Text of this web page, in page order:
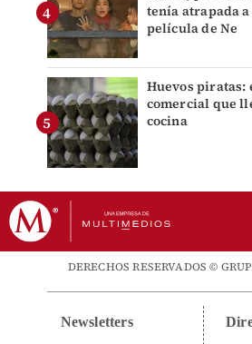
tenía atrapada
película de Ne
Huevos piratas:
comercial que
cocina
DERECHOS RESERVADOS ©
Newsletters